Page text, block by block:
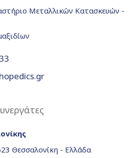
Μεταλλικών Κατασκευών -
Θεσσαλονίκη - Ελλάδα